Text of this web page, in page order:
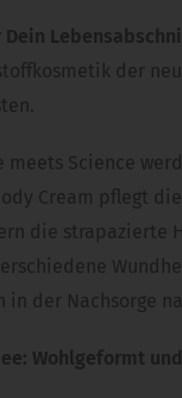
der
meets Science
Cream pflegt
die strapazierte
in der Nachsorge
Wohlgeformt